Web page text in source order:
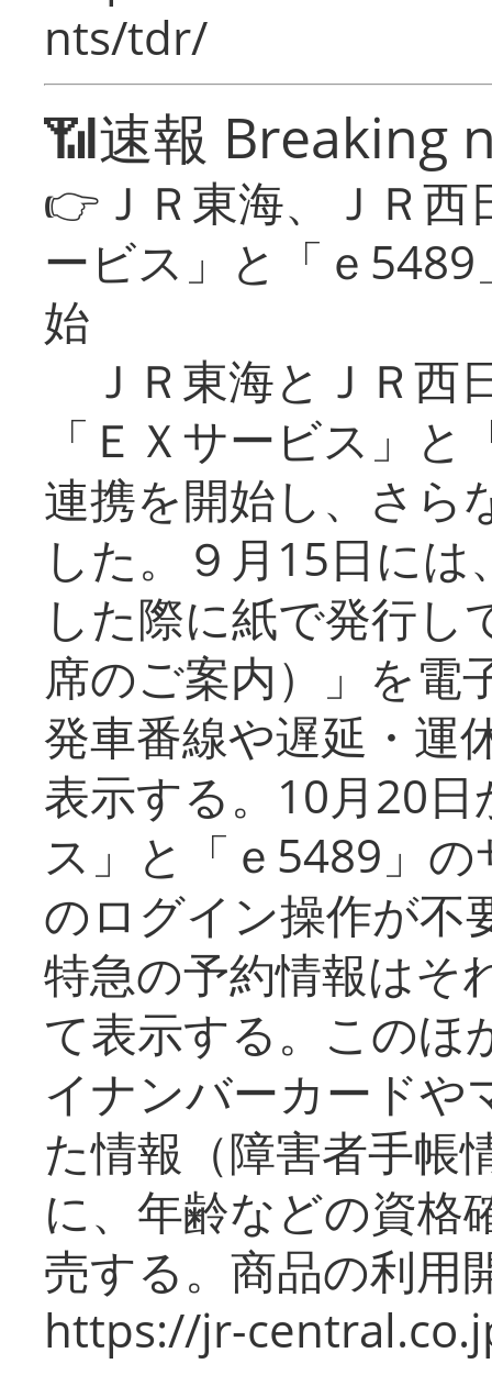
nts/tdr/
📶速報 Breaking
👉ＪＲ東海、ＪＲ
ービス」と「ｅ
始
ＪＲ東海とＪＲ西
「ＥＸサービス」
連携を開始し、さら
した。９月15日に
した際に紙で発行し
席のご案内）」を電
発車番線や遅延・運
表示する。10月20
ス」と「ｅ5489」
のログイン操作が不
特急の予約情報はそ
て表示する。このほ
イナンバーカードや
た情報（障害者手帳
に、年齢などの資格
売する。商品の利用
https://jr-